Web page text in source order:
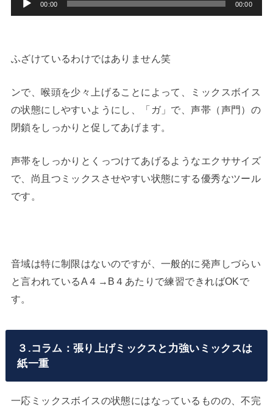
声
レ
ヤ
ー
00:00 00:00
ふざけているわけではありません笑
ンで、喉頭を少々上げることによって、ミックスボイス
の状態にしやすいようにし、「ガ」で、声帯（声門）の
閉鎖をしっかりと促してあげます。
声帯をしっかりとくっつけてあげるようなエクササイズ
で、尚且つミックスさせやすい状態にする優秀なツール
です。
音域は特に制限はないのですが、一般的に発声しづらい
と言われているA４→B４あたりで練習できればOKで
す。
３.コラム：張り上げミックスと力強いミックスは
紙一重
一応ミックスボイスの状態にはなっているものの、不完